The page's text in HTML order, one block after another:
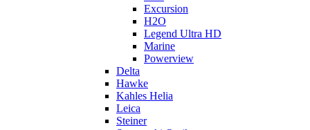
Excursion
H2O
Legend Ultra HD
Marine
Powerview
Delta
Hawke
Kahles Helia
Leica
Steiner